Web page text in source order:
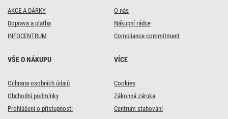
AKCE A DÁRKY
Doprava a platba
INFOCENTRUM
O nás
Nákupní rádce
Compliance commitment
VŠE O NÁKUPU
Ochrana osobních údajů
Obchodní podmínky
Prohlášení o přístupnosti
VÍCE
Cookies
Zákonná záruka
Centrum stahování